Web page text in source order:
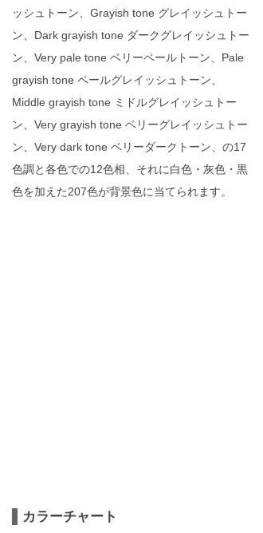
ッシュトーン、Grayish tone グレイッシュトー
ン、Dark grayish tone ダークグレイッシュトー
ン、Very pale tone ベリーペールトーン、Pale
grayish tone ペールグレイッシュトーン、
Middle grayish tone ミドルグレイッシュトー
ン、Very grayish tone ベリーグレイッシュトー
ン、Very dark tone ベリーダークトーン、の17
色調と各色での12色相、それに白色・灰色・黒
色を加えた207色が背景色に当てられます。
カラーチャート